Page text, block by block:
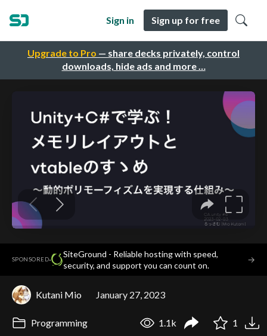
Upgrade to Pro — share decks privately, control
downloads, hide ads and more …
Sign in Sign up for free
SPONSORED·
SiteGround - Reliable hosting with speed,
security, and support you can count on.
→
Kutani Mio January 27, 2023
Programming 1.1k 1